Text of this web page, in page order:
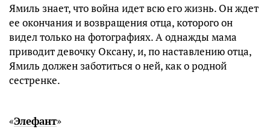
Ямиль знает, что война идет всю его жизнь. Он ждет
ее окончания и возвращения отца, которого он
видел только на фотографиях. А однажды мама
приводит девочку Оксану, и, по наставлению отца,
Ямиль должен заботиться о ней, как о родной
сестренке.
«Элефант»